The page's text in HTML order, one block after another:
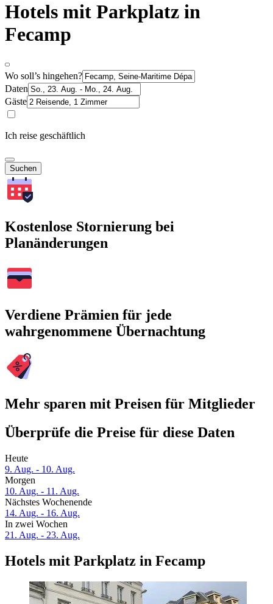
Hotels mit Parkplatz in
Fecamp
Wo soll’s hingehen?
Daten
Gäste
Ich reise geschäftlich
Suchen
Kostenlose Stornierung bei
Planänderungen
Verdiene Prämien für jede
wahrgenommene Übernachtung
Mehr sparen mit Preisen für Mitglieder
Überprüfe die Preise für diese Daten
Heute
9. Aug. - 10. Aug.
Morgen
10. Aug. - 11. Aug.
Nächstes Wochenende
14. Aug. - 16. Aug.
In zwei Wochen
21. Aug. - 23. Aug.
Hotels mit Parkplatz in Fecamp